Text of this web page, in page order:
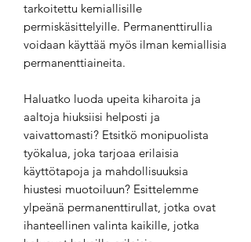
tarkoitettu kemiallisille
permiskäsittelyille. Permanenttirullia
voidaan käyttää myös ilman kemiallisia
permanenttiaineita.
Haluatko luoda upeita kiharoita ja
aaltoja hiuksiisi helposti ja
vaivattomasti? Etsitkö monipuolista
työkalua, joka tarjoaa erilaisia
käyttötapoja ja mahdollisuuksia
hiustesi muotoiluun? Esittelemme
ylpeänä permanenttirullat, jotka ovat
ihanteellinen valinta kaikille, jotka